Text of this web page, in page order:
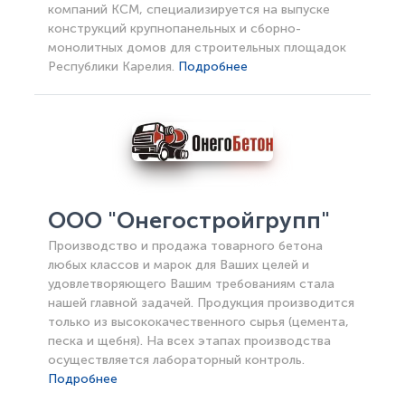
компаний КСМ, специализируется на выпуске
конструкций крупнопанельных и сборно-
монолитных домов для строительных площадок
Республики Карелия. Подробнее
ООО "Онегостройгрупп"
Производство и продажа товарного бетона
любых классов и марок для Ваших целей и
удовлетворяющего Вашим требованиям стала
нашей главной задачей. Продукция производится
только из высококачественного сырья (цемента,
песка и щебня). На всех этапах производства
осуществляется лабораторный контроль.
Подробнее